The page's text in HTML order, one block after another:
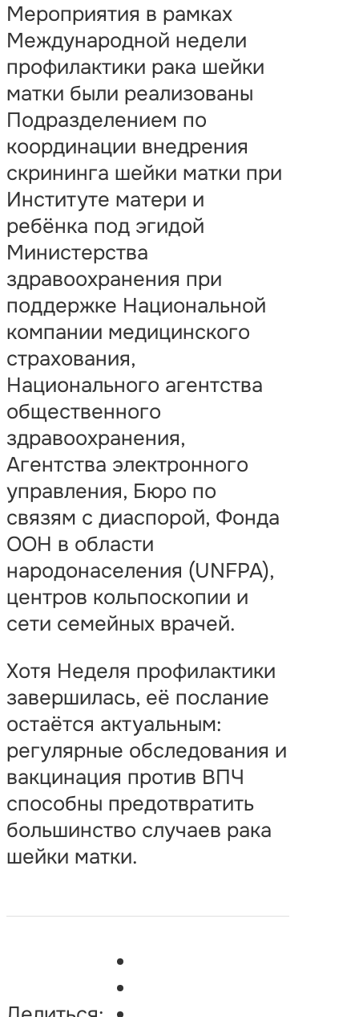
Мероприятия в рамках
Международной недели
профилактики рака шейки
матки были реализованы
Подразделением по
координации внедрения
скрининга шейки матки при
Институте матери и
ребёнка под эгидой
Министерства
здравоохранения при
поддержке Национальной
компании медицинского
страхования,
Национального агентства
общественного
здравоохранения,
Агентства электронного
управления, Бюро по
связям с диаспорой, Фонда
ООН в области
народонаселения (UNFPA),
центров кольпоскопии и
сети семейных врачей.
Хотя Неделя профилактики
завершилась, её послание
остаётся актуальным:
регулярные обследования и
вакцинация против ВПЧ
способны предотвратить
большинство случаев рака
шейки матки.